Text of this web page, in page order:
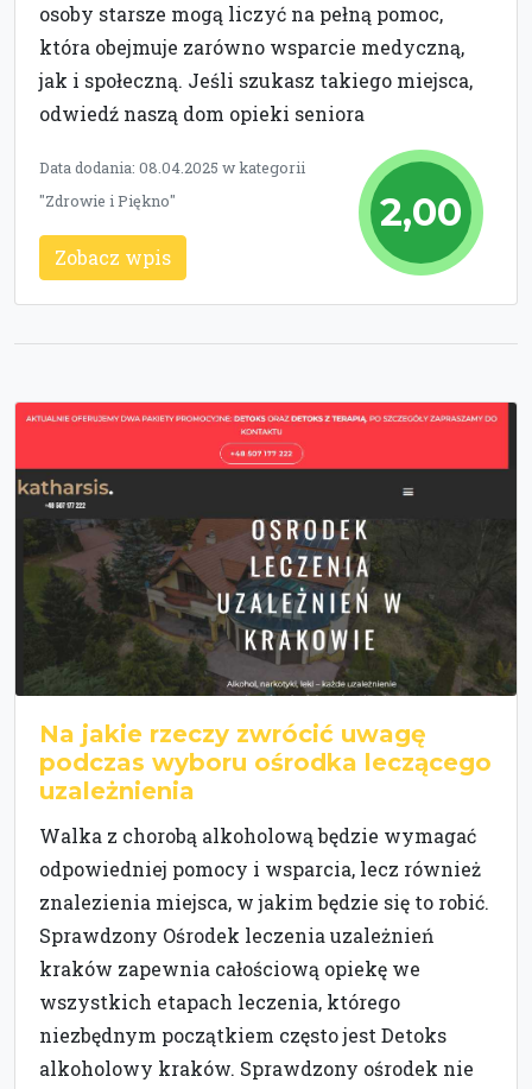
osoby starsze mogą liczyć na pełną pomoc,
która obejmuje zarówno wsparcie medyczną,
jak i społeczną. Jeśli szukasz takiego miejsca,
odwiedź naszą dom opieki seniora
2,00
Data dodania: 08.04.2025 w kategorii
"Zdrowie i Piękno"
Zobacz wpis
Na jakie rzeczy zwrócić uwagę
podczas wyboru ośrodka leczącego
uzależnienia
Walka z chorobą alkoholową będzie wymagać
odpowiedniej pomocy i wsparcia, lecz również
znalezienia miejsca, w jakim będzie się to robić.
Sprawdzony Ośrodek leczenia uzależnień
kraków zapewnia całościową opiekę we
wszystkich etapach leczenia, którego
niezbędnym początkiem często jest Detoks
alkoholowy kraków. Sprawdzony ośrodek nie